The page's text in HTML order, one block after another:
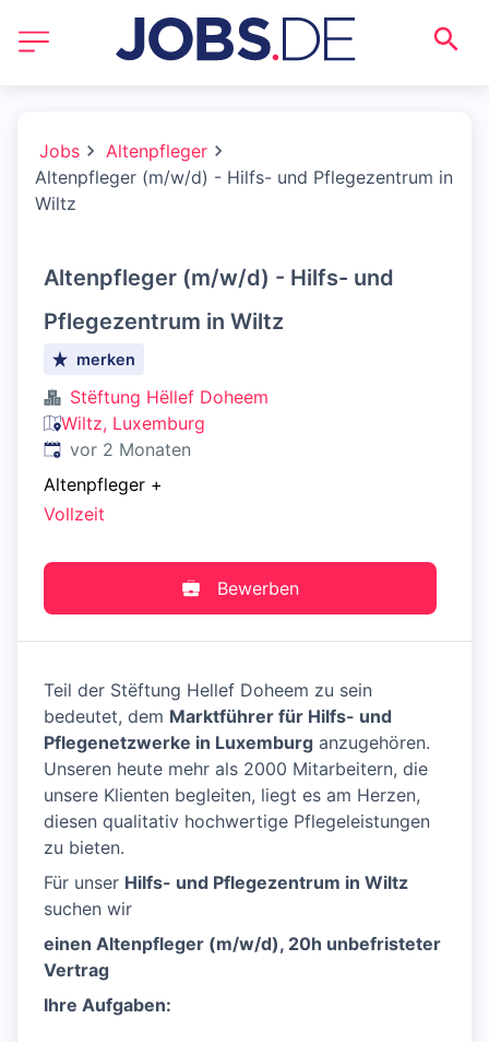
Jobs
Altenpfleger
Altenpfleger (m/w/d) - Hilfs- und Pflegezentrum in
Wiltz
Altenpfleger (m/w/d) - Hilfs- und
Pflegezentrum in Wiltz
merken
Stëftung Hëllef Doheem
Wiltz, Luxemburg
Veröffentlicht:
vor 2 Monaten
Altenpfleger +
Vollzeit
Bewerben
Teil der Stëftung Hellef Doheem zu sein
bedeutet, dem Marktführer für Hilfs- und
Pflegenetzwerke in Luxemburg anzugehören.
Unseren heute mehr als 2000 Mitarbeitern, die
unsere Klienten begleiten, liegt es am Herzen,
diesen qualitativ hochwertige Pflegeleistungen
zu bieten.
Für unser Hilfs- und Pflegezentrum in Wiltz
suchen wir
einen Altenpfleger (m/w/d), 20h unbefristeter
Vertrag
Ihre Aufgaben: